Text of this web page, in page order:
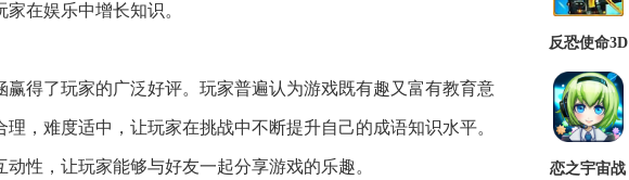
在娱乐中增长知识。
得了玩家的广泛好评。玩家普遍认为游戏既有趣又富有教育意
，难度适中，让玩家在挑战中不断提升自己的成语知识水平。
性，让玩家能够与好友一起分享游戏的乐趣。
反恐使命3D
恋之宇宙战